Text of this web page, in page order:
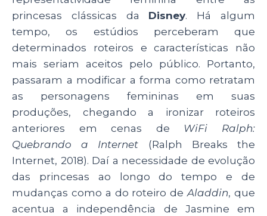
princesas clássicas da Disney. Há algum
tempo, os estúdios perceberam que
determinados roteiros e características não
mais seriam aceitos pelo público. Portanto,
passaram a modificar a forma como retratam
as personagens femininas em suas
produções, chegando a ironizar roteiros
anteriores em cenas de WiFi Ralph:
Quebrando a Internet (Ralph Breaks the
Internet, 2018). Daí a necessidade de evolução
das princesas ao longo do tempo e de
mudanças como a do roteiro deAladdin, que
acentua a independência de Jasmine em